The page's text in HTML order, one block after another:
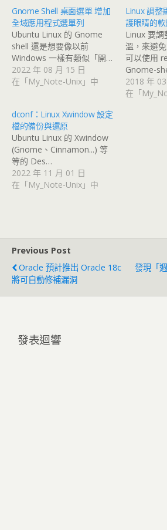
Gnome Shell 桌面選單 增加
全域應用程式選單列
Ubuntu Linux 的 Gnome
shell 還是想要像以前
Windows 一樣有類似「開…
2022 年 08 月 15 日
在「My_Note-Unix」中
Linux 調整
護眼睛的
Linux 要
溫，來避
可以使用
Gnome-
2018 年
在「
dconf：Linux Xwindow 設定
檔的備份與還原
Ubuntu Linux 的 Xwindow
(Gnome、Cinnamon...) 等
等的 Des…
2022 年 11 月 01 日
在「My_Note-Unix」中
Previous Post
Oracle 預計推出 Oracle 18c
將可自動修補漏洞
發現「
發表迴響